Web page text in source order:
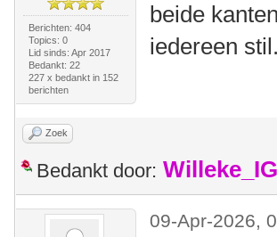
Berichten: 404
Topics: 0
Lid sinds: Apr 2017
Bedankt: 22
227 x bedankt in 152
berichten
beide
iedereen stil.
Zoek
Bedankt door:
09-Apr-2026,